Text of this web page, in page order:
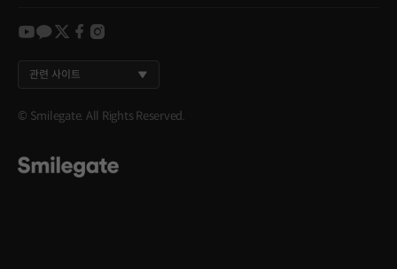
youtube
kakao
twitter
facebook
instagram
관련 사이트
© Smilegate. All Rights Reserved.